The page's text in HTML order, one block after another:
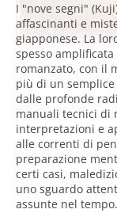
I "nove segni"
affascinanti e
giapponese. La
spesso
romanzato, con il
più di un semplice
dalle profonde
manuali tecnici di
interpretazioni e
alle correnti di
preparazione
certi casi,
uno sguardo
assunte nel